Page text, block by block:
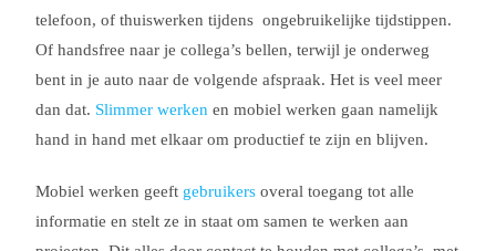
telefoon, of thuiswerken tijdens ongebruikelijke tijdstippen.
Of handsfree naar je collega’s bellen, terwijl je onderweg
bent in je auto naar de volgende afspraak. Het is veel meer
dan dat. Slimmer werken en mobiel werken gaan namelijk
hand in hand met elkaar om productief te zijn en blijven.
Mobiel werken geeft gebruikers overal toegang tot alle
informatie en stelt ze in staat om samen te werken aan